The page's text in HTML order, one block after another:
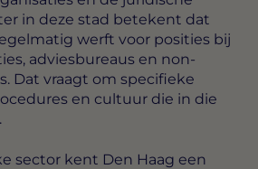
in deze stad betekent dat
werft voor posities bij
adviesbureaus en non-
Dat vraagt om specifieke
en cultuur die in die
sector kent Den Haag een